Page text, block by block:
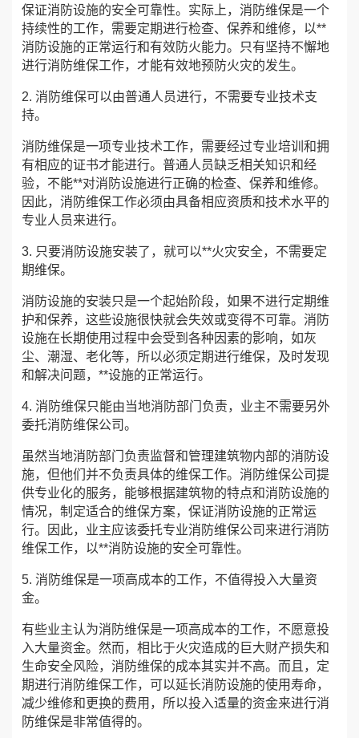
保证消防设施的安全可靠性。实际上，消防维保是一个
持续性的工作，需要定期进行检查、保养和维修，以**
消防设施的正常运行和有效防火能力。只有坚持不懈地
进行消防维保工作，才能有效地预防火灾的发生。
2. 消防维保可以由普通人员进行，不需要专业技术支
持。
消防维保是一项专业技术工作，需要经过专业培训和拥
有相应的证书才能进行。普通人员缺乏相关知识和经
验，不能**对消防设施进行正确的检查、保养和维修。
因此，消防维保工作必须由具备相应资质和技术水平的
专业人员来进行。
3. 只要消防设施安装了，就可以**火灾安全，不需要定
期维保。
消防设施的安装只是一个起始阶段，如果不进行定期维
护和保养，这些设施很快就会失效或变得不可靠。消防
设施在长期使用过程中会受到各种因素的影响，如灰
尘、潮湿、老化等，所以必须定期进行维保，及时发现
和解决问题，**设施的正常运行。
4. 消防维保只能由当地消防部门负责，业主不需要另外
委托消防维保公司。
虽然当地消防部门负责监督和管理建筑物内部的消防设
施，但他们并不负责具体的维保工作。消防维保公司提
供专业化的服务，能够根据建筑物的特点和消防设施的
情况，制定适合的维保方案，保证消防设施的正常运
行。因此，业主应该委托专业消防维保公司来进行消防
维保工作，以**消防设施的安全可靠性。
5. 消防维保是一项高成本的工作，不值得投入大量资
金。
有些业主认为消防维保是一项高成本的工作，不愿意投
入大量资金。然而，相比于火灾造成的巨大财产损失和
生命安全风险，消防维保的成本其实并不高。而且，定
期进行消防维保工作，可以延长消防设施的使用寿命，
减少维修和更换的费用，所以投入适量的资金来进行消
防维保是非常值得的。